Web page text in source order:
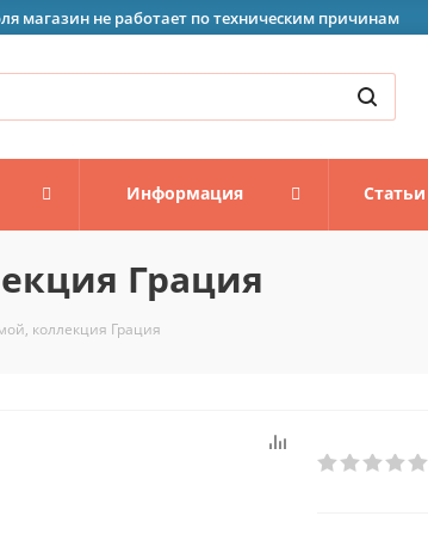
магазин не работает по техническим причинам
Информация Статьи
Грация
коллекция Грация